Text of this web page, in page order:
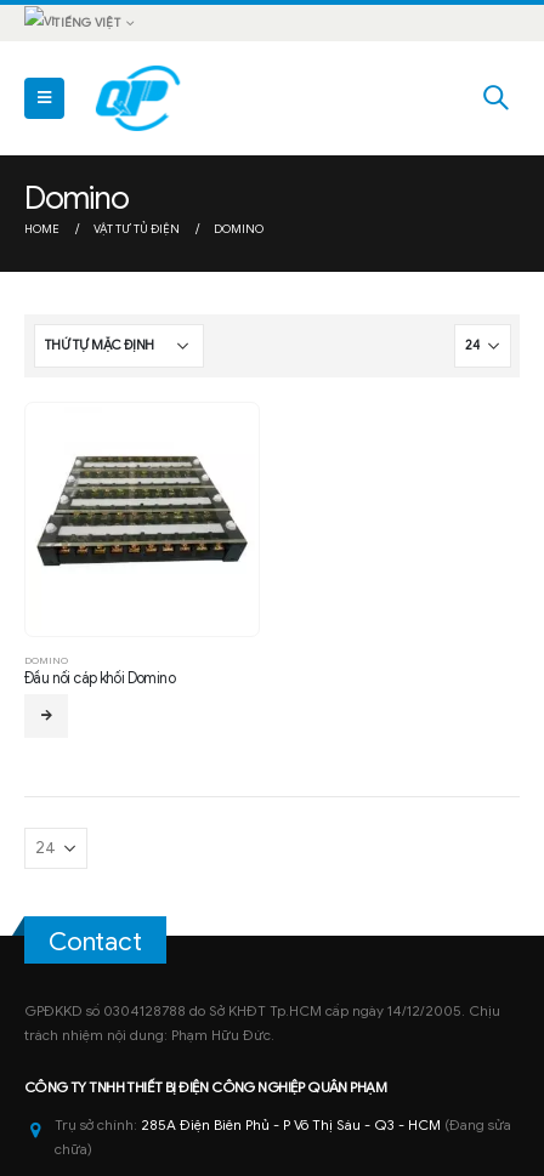
TIẾNG VIỆT
Domino
HOME VẬT TƯ TỦ ĐIỆN DOMINO
DOMINO
Đầu nối cáp khối Domino
Contact
GPĐKKD số 0304128788 do Sở KHĐT Tp.HCM cấp ngày 14/12/2005. Chịu
trách nhiệm nội dung: Phạm Hữu Đức.
CÔNG TY TNHHTHIẾT BỊ ĐIỆN CÔNG NGHIỆPQUÂN PHẠM
Trụ sở chính: 285A Điện Biên Phủ - P Võ Thị Sáu - Q3 - HCM (Đang sửa
chữa)